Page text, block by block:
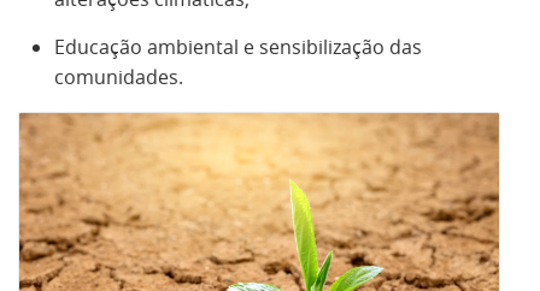
Educação ambiental e sensibilização das
comunidades.